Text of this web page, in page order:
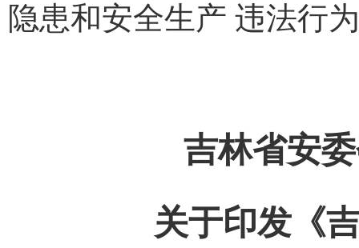
隐患和安全生产 违法行
吉林省安
关于印发《